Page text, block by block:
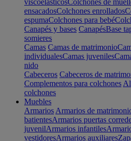
viscoelásticosColchones de
ensacadosColchones enrollados
espumaColchones para bebé
Canapés y bases CanapésBase
somieres
Camas Camas de matrimonio
individualesCamas juveniles
nido
Cabeceros Cabeceros de
Complementos para colchones
colchones
Muebles
Armarios Armarios de
batientesArmarios puertas
juvenilArmarios infantiles
vestidoresArmarios auxiliares